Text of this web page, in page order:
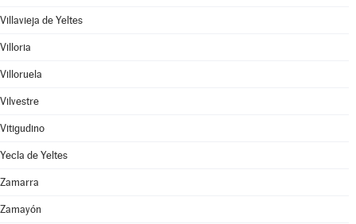
Villavieja de Yeltes
Villoria
Villoruela
Vilvestre
Vitigudino
Yecla de Yeltes
Zamarra
Zamayón